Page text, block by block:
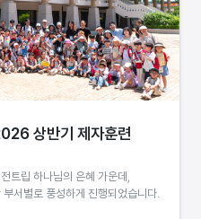
상반기 제자훈련
트립 하나님의 은혜 가운데,
서별로 풍성하게 진행되었습니다.